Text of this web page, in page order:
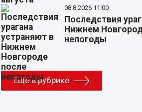
08.8.2026 11:00
Последствия
Нижнем
непогоды
Еще в рубрике